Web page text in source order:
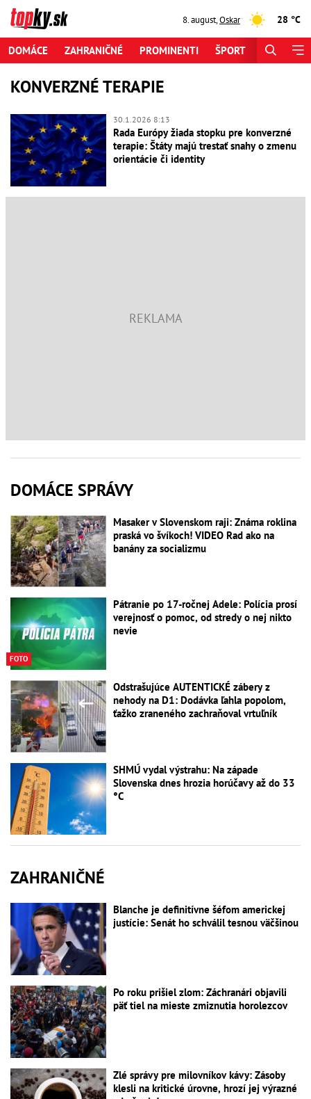
8. august,Oskar 28 °C
DOMÁCE ZAHRANIČNÉ PROMINENTI ŠPORT
KONVERZNÉ TERAPIE
30.1.2026 8:13
Rada Európy žiada stopku pre konverzné
terapie: Štáty majú trestať snahy o zmenu
orientácie či identity
DOMÁCE SPRÁVY
Masaker v Slovenskom raji: Známa roklina
praská vo švíkoch! VIDEO Rad ako na
banány za socializmu
FOTO
Pátranie po 17-ročnej Adele: Polícia prosí
verejnosť o pomoc, od stredy o nej nikto
nevie
Odstrašujúce AUTENTICKÉ zábery z
nehody na D1: Dodávka ľahla popolom,
ťažko zraneného zachraňoval vrtuľník
SHMÚ vydal výstrahu: Na západe
Slovenska dnes hrozia horúčavy až do 33
°C
ZAHRANIČNÉ
Blanche je definitívne šéfom americkej
justície: Senát ho schválil tesnou väčšinou
Po roku prišiel zlom: Záchranári objavili
päť tiel na mieste zmiznutia horolezcov
Zlé správy pre milovníkov kávy: Zásoby
klesli na kritické úrovne, hrozí jej výrazné